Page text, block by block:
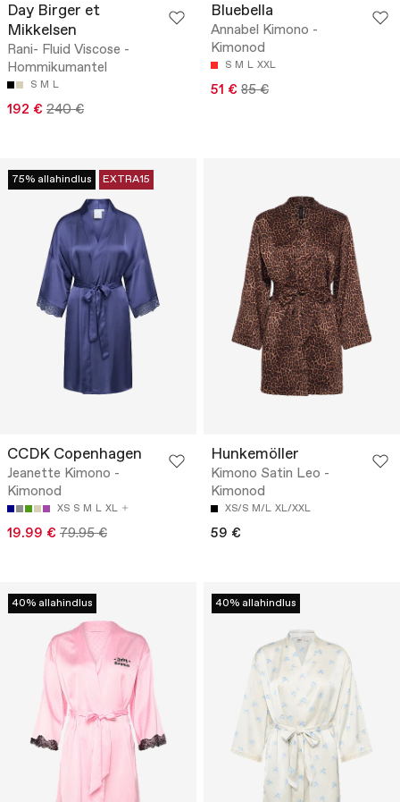
Day Birger et
Mikkelsen
Rani- Fluid Viscose -
Hommikumantel
S M L
192 € 240 €
Bluebella
Annabel Kimono -
Kimonod
S M L XXL
51 € 85 €
75% allahindlus EXTRA15
CCDK Copenhagen
Jeanette Kimono -
Kimonod
XS S M L XL
19.99 € 79.95 €
Hunkemöller
Kimono Satin Leo -
Kimonod
XS/S M/L XL/XXL
59 €
40% allahindlus 40% allahindlus